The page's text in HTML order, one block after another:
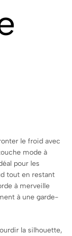
le froid avec
mode à
pour les
tout en restant
à merveille
à une garde-
la silhouette,